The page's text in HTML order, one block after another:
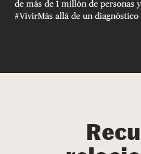
de más de 1 millón de personas
#VivirMás allá de un diagnóstico